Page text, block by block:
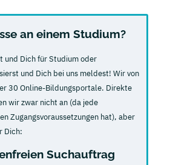
an einem Studium?
und Dich für Studium oder
und Dich bei uns meldest! Wir von
30 Online-Bildungsportale. Direkte
wir zwar nicht an (da jede
Zugangsvoraussetzungen hat), aber
Dich:
Suchauftrag